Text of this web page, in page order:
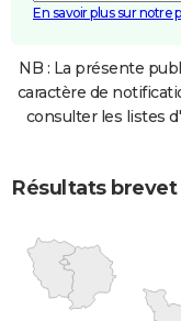
En savoir plus sur notre
NB : La présente
caractère de
consulter les listes
Résultats